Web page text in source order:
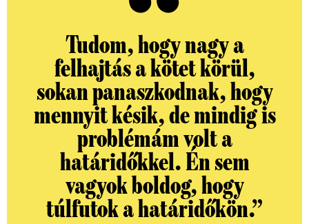
Tudom, hogy nagy a
felhajtás a kötet körül,
sokan panaszkodnak, hogy
mennyit késik, de mindig is
problémám volt a
határidőkkel. Én sem
vagyok boldog, hogy
túlfutok a határidőkön.”